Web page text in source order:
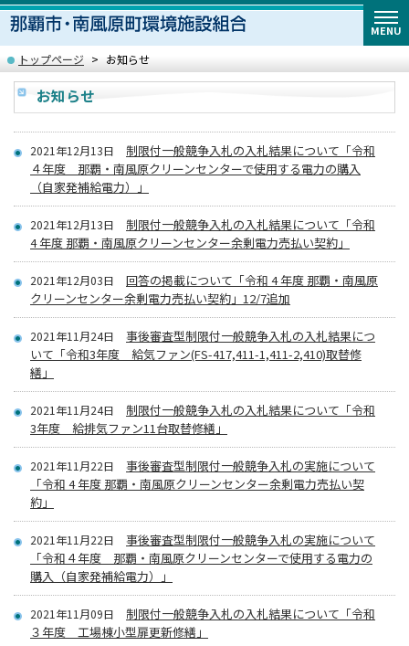
MENU
トップページ お知らせ
お知らせ
2021年12月13日
制限付一般競争入札の入札結果について「令和
４年度 那覇・南風原クリーンセンターで使用する電力の購入
（自家発補給電力）」
2021年12月13日
制限付一般競争入札の入札結果について「令和
4 年度 那覇・南風原クリーンセンター余剰電力売払い契約」
2021年12月03日
回答の掲載について「令和 4 年度 那覇・南風原
クリーンセンター余剰電力売払い契約」12/7追加
2021年11月24日
事後審査型制限付一般競争入札の入札結果につ
いて「令和3年度 給気ファン(FS-417,411-1,411-2,410)取替修
繕」
2021年11月24日
制限付一般競争入札の入札結果について「令和
3年度 給排気ファン11台取替修繕」
2021年11月22日
事後審査型制限付一般競争入札の実施について
「令和 4 年度 那覇・南風原クリーンセンター余剰電力売払い契
約」
2021年11月22日
事後審査型制限付一般競争入札の実施について
「令和４年度 那覇・南風原クリーンセンターで使用する電力の
購入（自家発補給電力）」
2021年11月09日
制限付一般競争入札の入札結果について「令和
３年度 工場棟小型扉更新修繕」